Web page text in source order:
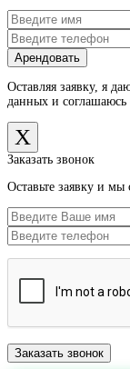
Оставляя заявку, я
данных и
X
Заказать звонок
Оставьте заявку и